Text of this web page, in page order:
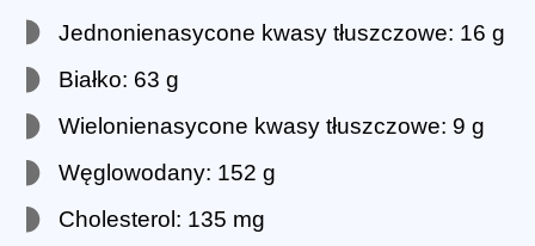
Jednonienasycone kwasy tłuszczowe: 16 g
Białko: 63 g
Wielonienasycone kwasy tłuszczowe: 9 g
Węglowodany: 152 g
Cholesterol: 135 mg